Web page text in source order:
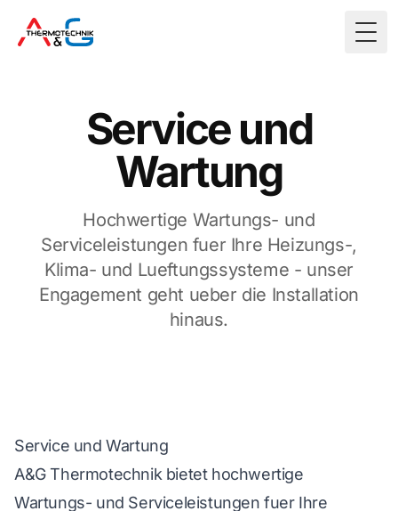
Service und
Wartung
Hochwertige Wartungs- und
Serviceleistungen fuer Ihre Heizungs-,
Klima- und Lueftungssysteme - unser
Engagement geht ueber die Installation
hinaus.
Service und Wartung
A&G Thermotechnik bietet hochwertige
Wartungs- und Serviceleistungen fuer Ihre